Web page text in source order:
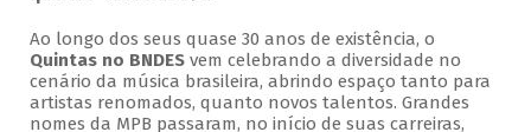
Ao longo dos seus quase 30 anos de existência, o
Quintas no BNDESvem celebrando a diversidade no
cenário da música brasileira, abrindo espaço tanto para
artistas renomados, quanto novos talentos. Grandes
nomes da MPB passaram, no início de suas carreiras,